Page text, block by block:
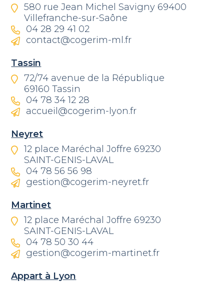
580 rue Jean Michel Savigny 69400
Villefranche-sur-Saône
04 28 29 41 02
contact@cogerim-ml.fr
Tassin
72/74 avenue de la République
69160 Tassin
04 78 34 12 28
accueil@cogerim-lyon.fr
Neyret
12 place Maréchal Joffre 69230
SAINT-GENIS-LAVAL
04 78 56 56 98
gestion@cogerim-neyret.fr
Martinet
12 place Maréchal Joffre 69230
SAINT-GENIS-LAVAL
04 78 50 30 44
gestion@cogerim-martinet.fr
Appart à Lyon